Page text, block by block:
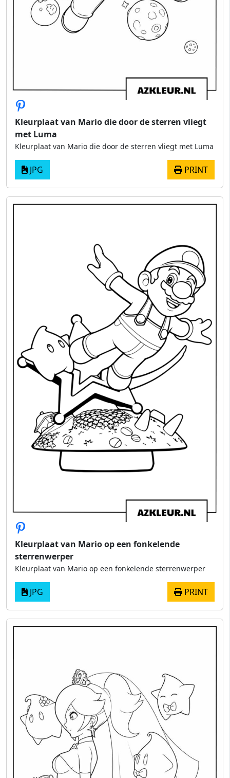
Kleurplaat van Mario die door de sterren vliegt
met Luma
Kleurplaat van Mario die door de sterren vliegt met Luma
JPG PRINT
Kleurplaat van Mario op een fonkelende
sterrenwerper
Kleurplaat van Mario op een fonkelende sterrenwerper
JPG PRINT